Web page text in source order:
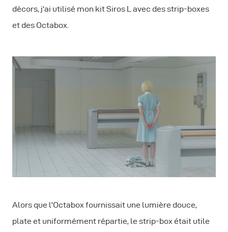
décors, j'ai utilisé mon kit Siros L avec des strip-boxes
et des Octabox.
Alors que l'Octabox fournissait une lumière douce,
plate et uniformément répartie, le strip-box était utile